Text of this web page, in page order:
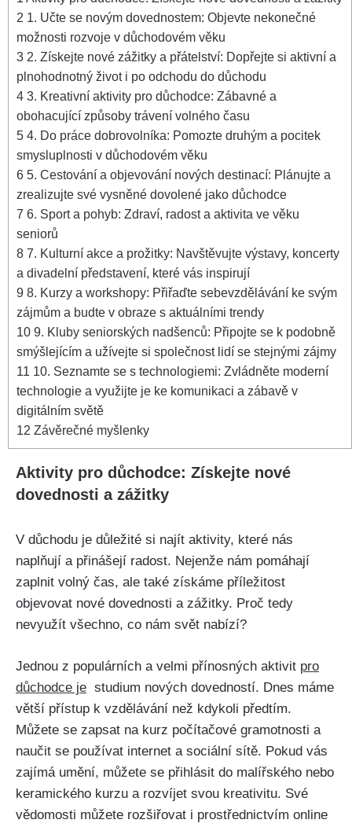
2 1. Učte ​se⁣ novým‍ dovednostem: Objevte nekonečné
možnosti⁣ rozvoje v​ důchodovém věku
3 2. Získejte ‌nové ‍zážitky a přátelství: Dopřejte si aktivní ‍a
plnohodnotný život i po odchodu do‍ důchodu
4 3. Kreativní aktivity pro důchodce: Zábavné a
⁣obohacující způsoby trávení ​volného času
5 4. Do⁤ práce dobrovolníka: Pomozte druhým a pocitek
smysluplnosti v ‍důchodovém věku
6 5. Cestování a objevování nových ​destinací: Plánujte a
zrealizujte své ⁤vysněné dovolené jako ⁤důchodce
7 6. Sport a pohyb: Zdraví, radost ⁢a aktivita⁣ ve​ věku
seniorů
8 7. Kulturní akce a ​prožitky:‍ Navštěvujte výstavy, koncerty
a divadelní představení, ⁤které vás ‍inspirují
9 8.⁤ Kurzy ‌a workshopy:⁢ Přiřaďte sebevzdělávání ke svým
zájmům a budte v obraze s aktuálními trendy
10 9. Kluby ⁢seniorských nadšenců: Připojte⁤ se k podobně
smýšlejícím a užívejte si společnost lidí se⁣ stejnými‌ zájmy
11 10. Seznamte se s technologiemi: ‍Zvládněte moderní
technologie a využijte je ke​ komunikaci a zábavě v
digitálním světě
12 Závěrečné⁢ myšlenky
Aktivity pro důchodce: Získejte nové ​
dovednosti a zážitky
V důchodu je důležité si ​najít ⁣aktivity,​ které nás
naplňují a přinášejí radost. Nejenže nám pomáhají‍
zaplnit volný‍ čas, ale také ‍získáme ‍příležitost
objevovat nové dovednosti a zážitky. Proč tedy
nevyužít všechno, co nám svět nabízí?
Jednou z ⁣populárních a‌ velmi ‌přínosných ​aktivit pro
důchodce je ‍ studium nových dovedností. ‌Dnes ⁢máme
větší přístup‌ k vzdělávání než kdykoli předtím.
Můžete‍ se zapsat na kurz počítačové gramotnosti a
naučit‌ se používat internet a sociální​ sítě. Pokud ‍vás
zajímá⁣ umění,⁤ můžete se přihlásit⁣ do malířského nebo‍
keramického ⁤kurzu a rozvíjet svou kreativitu. ​Své
vědomosti můžete rozšiřovat i prostřednictvím online